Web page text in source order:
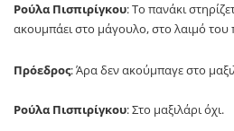
Ρούλα Πισπιρίγκου: Το πανάκι
ακουμπάει στο μάγουλο, στο λαιμό του
Πρόεδρος: Άρα δεν ακούμπαγε στο
Ρούλα Πισπιρίγκου: Στο μαξιλάρι όχι.